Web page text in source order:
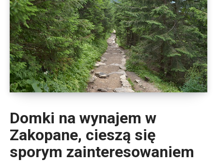
Domki na wynajem w
Zakopane, cieszą się
sporym zainteresowaniem